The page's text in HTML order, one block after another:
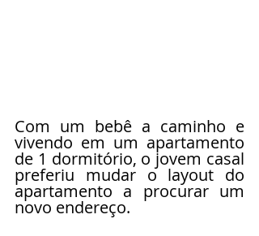
Com um bebê a caminho e
vivendo em um apartamento
de 1 dormitório, o jovem casal
preferiu mudar o layout do
apartamento a procurar um
novo endereço.